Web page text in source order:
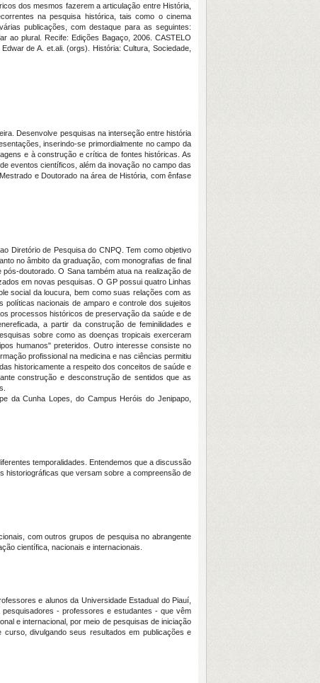
dos mesmos fazerem a articulação entre História,
na pesquisa histórica, tais como o cinema
publicações, com destaque para as seguintes:
ao plural. Recife: Edições Bagaço, 2006. CASTELO
de A. et.ali. (orgs). História: Cultura, Sociedade,
Desenvolve pesquisas na interseção entre história
inserindo-se primordialmente no campo da
e à construção e crítica de fontes históricas. As
eventos científicos, além da inovação no campo das
e Doutorado na área de História, com ênfase
Diretório de Pesquisa do CNPQ. Tem como objetivo
no âmbito da graduação, com monografias de final
doutorado. O Sana também atua na realização de
em novas pesquisas. O GP possui quatro Linhas
social da loucura, bem como suas relações com as
nacionais de amparo e controle dos sujeitos
processos históricos de preservação da saúde e de
a partir da construção de feminilidades e
sobre como as doenças tropicais exerceram
humanos" preteridos. Outro interesse consiste no
profissional na medicina e nas ciências permitiu
historicamente a respeito dos conceitos de saúde e
construção e desconstrução de sentidos que as
da Cunha Lopes, do Campus Heróis do Jenipapo,
temporalidades. Entendemos que a discussão
historiográficas que versam sobre a compreensão de
com outros grupos de pesquisa no abrangente
científica, nacionais e internacionais.
e alunos da Universidade Estadual do Piauí,
- professores e estudantes - que vêm
e internacional, por meio de pesquisas de iniciação
divulgando seus resultados em publicações e